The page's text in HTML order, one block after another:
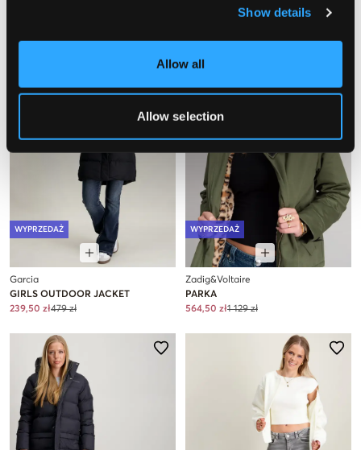
Show details
Allow all
Allow selection
WYPRZEDAŻ
Garcia
GIRLS OUTDOOR JACKET
239,50 zł479 zł
WYPRZEDAŻ
Zadig&Voltaire
PARKA
564,50 zł1 129 zł